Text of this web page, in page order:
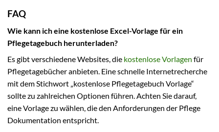
FAQ
Wie kann ich eine kostenlose Excel-Vorlage für ein
Pflegetagebuch herunterladen?
Es gibt verschiedene Websites, die kostenlose Vorlagen für
Pflegetagebücher anbieten. Eine schnelle Internetrecherche
mit dem Stichwort „kostenlose Pflegetagebuch Vorlage“
sollte zu zahlreichen Optionen führen. Achten Sie darauf,
eine Vorlage zu wählen, die den Anforderungen der Pflege
Dokumentation entspricht.